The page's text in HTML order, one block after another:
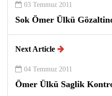
03 Temmuz 2011
Sok Ömer Ülkü
Next Article
04 Temmuz 2011
Ömer Ülkü Saglik